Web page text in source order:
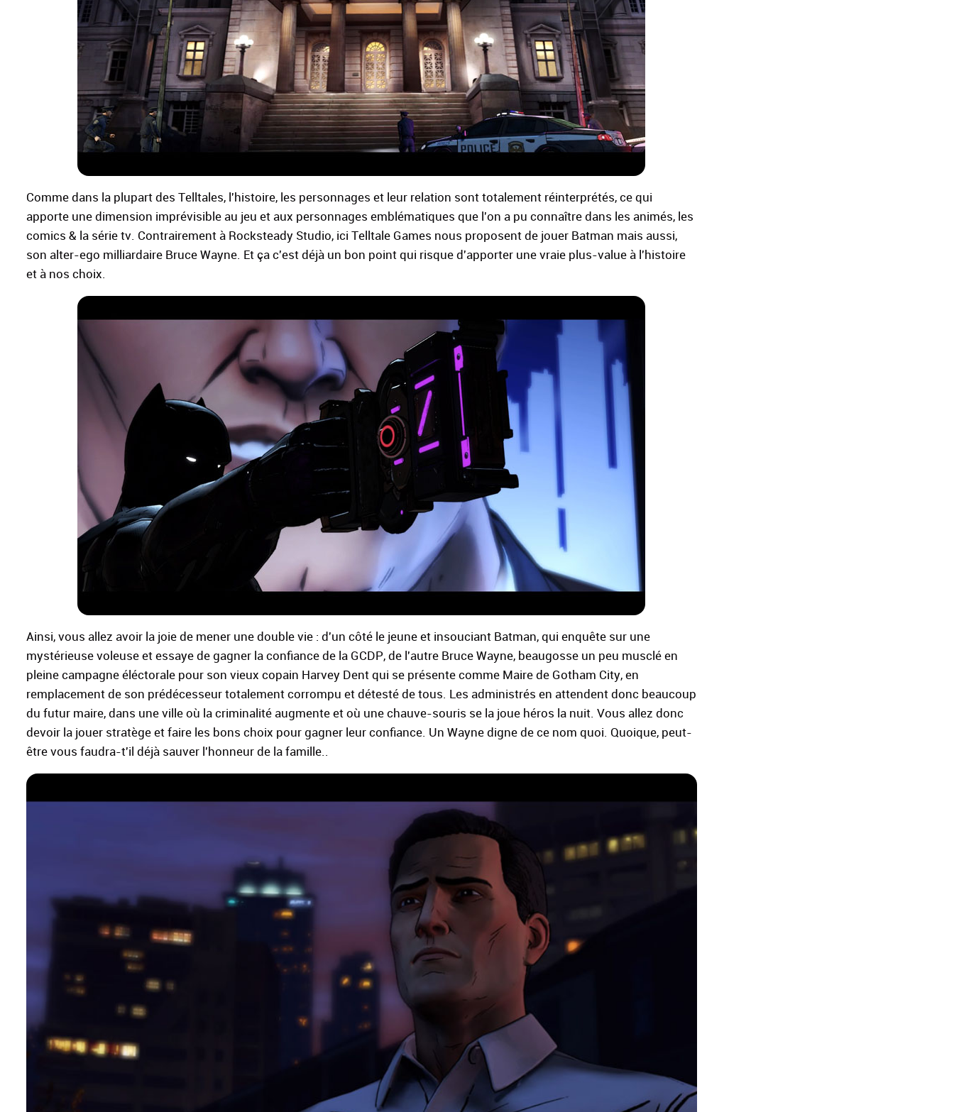
Comme dans la plupart des Telltales, l'histoire, les personnages et leur relation sont totalement réinterprétés, ce qui
apporte une dimension imprévisible au jeu et aux personnages emblématiques que l'on a pu connaître dans les animés, les
comics & la série tv. Contrairement à Rocksteady Studio, ici Telltale Games nous proposent de jouer Batman mais aussi,
son alter-ego milliardaire Bruce Wayne. Et ça c'est déjà un bon point qui risque d'apporter une vraie plus-value à l'histoire
et à nos choix.
Ainsi, vous allez avoir la joie de mener une double vie : d'un côté le jeune et insouciant Batman, qui enquête sur une
mystérieuse voleuse et essaye de gagner la confiance de la GCDP, de l'autre Bruce Wayne, beaugosse un peu musclé en
pleine campagne éléctorale pour son vieux copain Harvey Dent qui se présente comme Maire de Gotham City, en
remplacement de son prédécesseur totalement corrompu et détesté de tous. Les administrés en attendent donc beaucoup
du futur maire, dans une ville où la criminalité augmente et où une chauve-souris se la joue héros la nuit. Vous allez donc
devoir la jouer stratège et faire les bons choix pour gagner leur confiance. Un Wayne digne de ce nom quoi. Quoique, peut-
être vous faudra-t'il déjà sauver l'honneur de la famille..